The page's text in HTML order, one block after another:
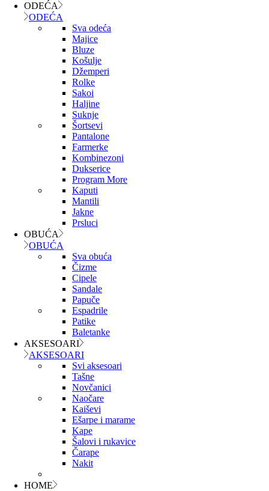
ODEĆA
ODEĆA
Sva odeća
Majice
Bluze
Košulje
Džemperi
Rolke
Sakoi
Haljine
Suknje
Šortsevi
Pantalone
Farmerke
Kombinezoni
Dukserice
Program More
Kaputi
Mantili
Jakne
Prsluci
OBUĆA
OBUĆA
Sva obuća
Čizme
Cipele
Sandale
Papuče
Espadrile
Patike
Baletanke
AKSESOARI
AKSESOARI
Svi aksesoari
Tašne
Novčanici
Naočare
Kaiševi
Ešarpe i marame
Kape
Šalovi i rukavice
Čarape
Nakit
HOME